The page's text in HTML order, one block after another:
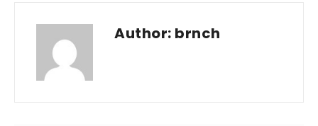
Author: brnch